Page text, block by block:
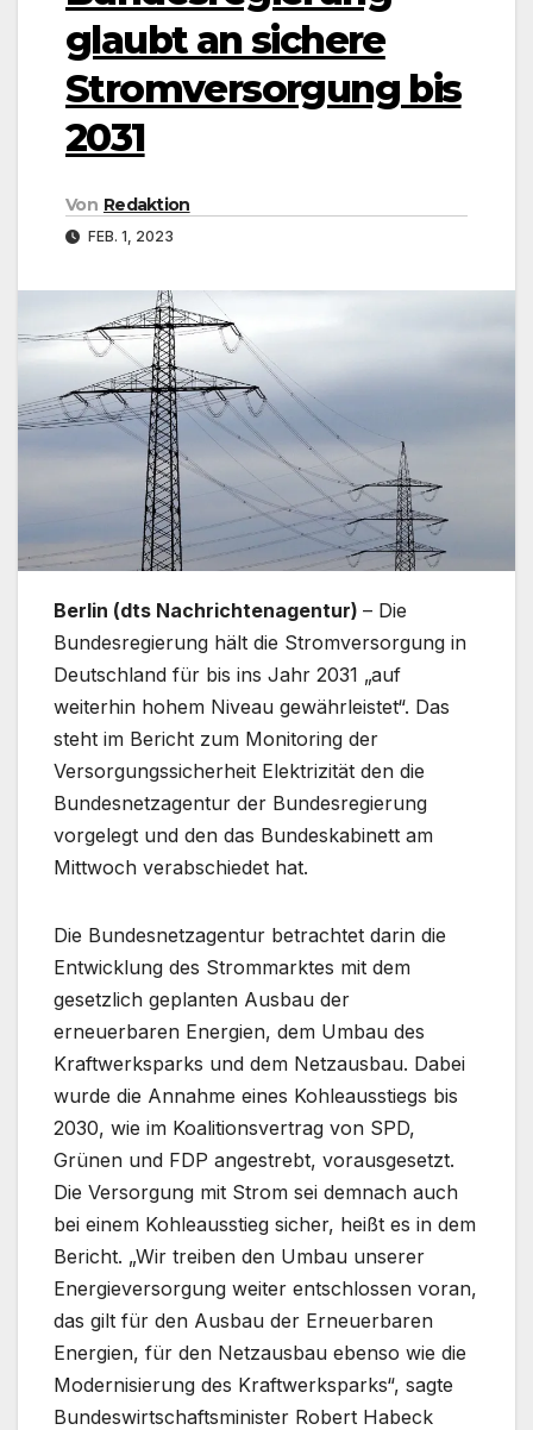
glaubt an sichere
Stromversorgung bis
2031
Von Redaktion
FEB. 1, 2023
Berlin (dts Nachrichtenagentur) – Die
Bundesregierung hält die Stromversorgung in
Deutschland für bis ins Jahr 2031 „auf
weiterhin hohem Niveau gewährleistet“. Das
steht im Bericht zum Monitoring der
Versorgungssicherheit Elektrizität den die
Bundesnetzagentur der Bundesregierung
vorgelegt und den das Bundeskabinett am
Mittwoch verabschiedet hat.
Die Bundesnetzagentur betrachtet darin die
Entwicklung des Strommarktes mit dem
gesetzlich geplanten Ausbau der
erneuerbaren Energien, dem Umbau des
Kraftwerksparks und dem Netzausbau. Dabei
wurde die Annahme eines Kohleausstiegs bis
2030, wie im Koalitionsvertrag von SPD,
Grünen und FDP angestrebt, vorausgesetzt.
Die Versorgung mit Strom sei demnach auch
bei einem Kohleausstieg sicher, heißt es in dem
Bericht. „Wir treiben den Umbau unserer
Energieversorgung weiter entschlossen voran,
das gilt für den Ausbau der Erneuerbaren
Energien, für den Netzausbau ebenso wie die
Modernisierung des Kraftwerksparks“, sagte
Bundeswirtschaftsminister Robert Habeck